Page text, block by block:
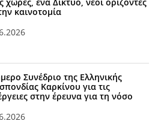
χώρες, ένα Δίκτυο, νέοι ορίζοντες
καινοτομία
Συνέδριο της Ελληνικής
Καρκίνου για τις
στην έρευνα για τη νόσο